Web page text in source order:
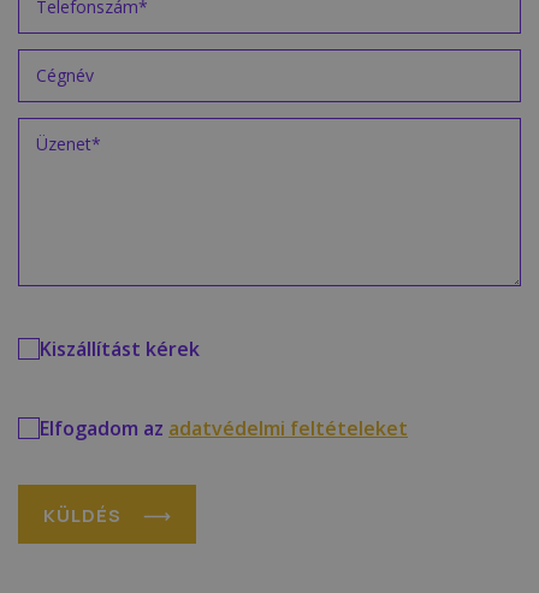
Kiszállítást kérek
Elfogadom az adatvédelmi feltételeket
KÜLDÉS